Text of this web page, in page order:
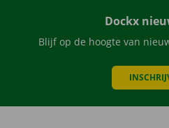
Dockx
Blijf op de hoogte van